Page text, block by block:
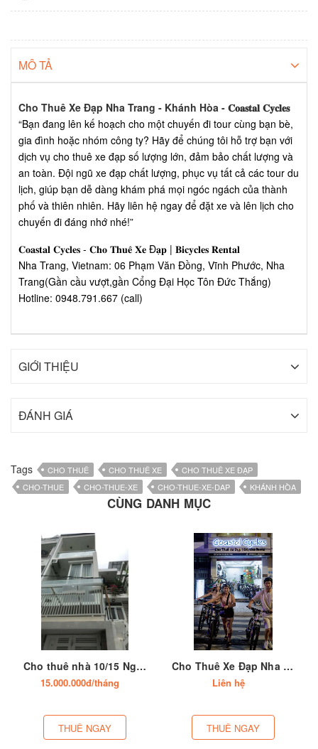
MÔ TẢ
Cho Thuê Xe Đạp Nha Trang - Khánh Hòa - 𝐂𝐨𝐚𝐬𝐭𝐚𝐥 𝐂𝐲𝐜𝐥𝐞𝐬
“Bạn đang lên kế hoạch cho một chuyến đi tour cùng bạn bè,
gia đình hoặc nhóm công ty? Hãy để chúng tôi hỗ trợ bạn với
dịch vụ cho thuê xe đạp số lượng lớn, đảm bảo chất lượng và
an toàn. Đội ngũ xe đạp chất lượng, phục vụ tất cả các tour du
lịch, giúp bạn dễ dàng khám phá mọi ngóc ngách của thành
phố và thiên nhiên. Hãy liên hệ ngay để đặt xe và lên lịch cho
chuyến đi đáng nhớ nhé!”
𝐂𝐨𝐚𝐬𝐭𝐚𝐥 𝐂𝐲𝐜𝐥𝐞𝐬 - 𝐂𝐡𝐨 𝐓𝐡𝐮𝐞̂ 𝐗𝐞 Đ𝐚̣𝐩 | 𝐁𝐢𝐜𝐲𝐜𝐥𝐞𝐬 𝐑𝐞𝐧𝐭𝐚𝐥
Nha Trang, Vietnam: 06 Phạm Văn Đồng, Vĩnh Phước, Nha
Trang(Gần cầu vượt,gần Cổng Đại Học Tôn Đức Thắng)
Hotline: 0948.791.667 (call)
GIỚI THIỆU
ĐÁNH GIÁ
Tags CHO THUÊ CHO THUÊ XE
CHO THUÊ XE ĐẠP
CHO-THUE
CHO-THUE-XE CHO-THUE-XE-DAP KHÁNH HÒA
CÙNG DANH MỤC
Cho thuê nhà 10/15 Nguyễn Thiện Thuật, phường Nha Trang, tỉnh Khánh Hòa
15.000.000đ/tháng
THUÊ NGAY
Cho Thuê Xe Đạp Nha Trang - Khánh Hòa - 𝐂𝐨𝐚𝐬𝐭𝐚𝐥 𝐂𝐲𝐜𝐥𝐞𝐬
Liên hệ
THUÊ NGAY